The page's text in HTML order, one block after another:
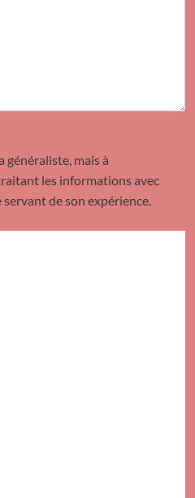
généraliste, mais à
les informations avec
de son expérience.